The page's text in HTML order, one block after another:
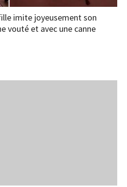
imite joyeusement son
vouté et avec une canne